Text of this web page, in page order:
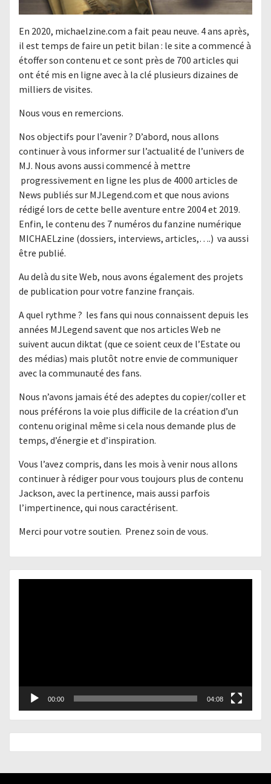
En 2020, michaelzine.com a fait peau neuve. 4 ans après,
il est temps de faire un petit bilan : le site a commencé à
étoffer son contenu et ce sont près de 700 articles qui
ont été mis en ligne avec à la clé plusieurs dizaines de
milliers de visites.
Nous vous en remercions.
Nos objectifs pour l’avenir ? D’abord, nous allons
continuer à vous informer sur l’actualité de l’univers de
MJ. Nous avons aussi commencé à mettre
progressivement en ligne les plus de 4000 articles de
News publiés sur MJLegend.com et que nous avions
rédigé lors de cette belle aventure entre 2004 et 2019.
Enfin, le contenu des 7 numéros du fanzine numérique
MICHAELzine (dossiers, interviews, articles,….) va aussi
être publié.
Au delà du site Web, nous avons également des projets
de publication pour votre fanzine français.
A quel rythme ? les fans qui nous connaissent depuis les
années MJLegend savent que nos articles Web ne
suivent aucun diktat (que ce soient ceux de l’Estate ou
des médias) mais plutôt notre envie de communiquer
avec la communauté des fans.
Nous n’avons jamais été des adeptes du copier/coller et
nous préférons la voie plus difficile de la création d’un
contenu original même si cela nous demande plus de
temps, d’énergie et d’inspiration.
Vous l’avez compris, dans les mois à venir nous allons
continuer à rédiger pour vous toujours plus de contenu
Jackson, avec la pertinence, mais aussi parfois
l’impertinence, qui nous caractérisent.
Merci pour votre soutien. Prenez soin de vous.
00:00 04:08